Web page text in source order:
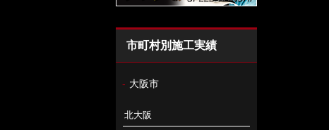
市町村別施工実績
- 大阪市
北大阪